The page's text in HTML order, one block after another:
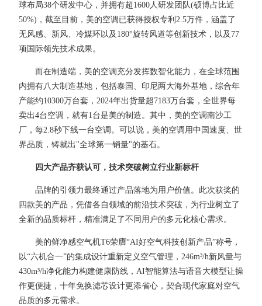
球布局38个研发中心，并拥有超1600人研发团队(硕博占比近
50%)，截至目前，美的空调已获得授权专利2.5万件，涵盖了
无风感、新风、冷媒环以及180°旋转风道等创新技术，以及77
项国际领先技术成果。
而在制造端，美的空调充分发挥数智化能力，在全球范围
内拥有八大制造基地，包括泰国、印尼两大海外基地，综合年
产能约10300万台套，2024年出货量超7183万台套，全世界每
卖出4台空调，就有1台是美的制造。其中，美的空调南沙工
厂，每2.8秒下线一台空调。可以说，美的空调用中国速度、世
界品质，铸就出"全球第一销量"的基石。
四大产品齐获认可，技术突破树立行业新标杆
品牌的引领力最终通过产品落地为用户价值。此次获奖的
四款美的产品，凭借各自领域的前沿技术突破，为行业树立了
全新的品质标杆，精准满足了不同用户的多元化核心需求。
美的鲜净感空气机T6荣膺“AI好空气科技创新产品”称号，
以“六机合一”的集成设计重新定义空气管理，246m³/h新风量与
430m³/h净化能力构建健康防线，AI智能算法与语音大模型让操
作更便捷，十年免换滤芯设计更添省心，契合现代家庭对空气
品质的多元需求。